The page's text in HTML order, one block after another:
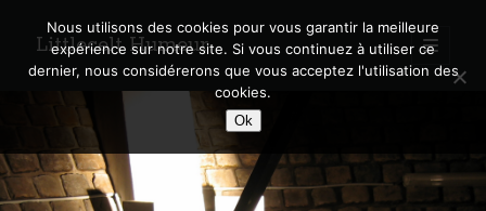
Littlecelt Humeur
open
primary
menu
Sidebar
Recherche sur le blog
Search
Nous utilisons des cookies pour vous garantir la meilleure
expérience sur notre site. Si vous continuez à utiliser ce
dernier, nous considérerons que vous acceptez l'utilisation des
cookies.
Ok